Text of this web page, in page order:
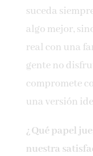
suceda
algo mejor,
real con una
gente no
compromete
una versión
¿Qué papel
nuestra